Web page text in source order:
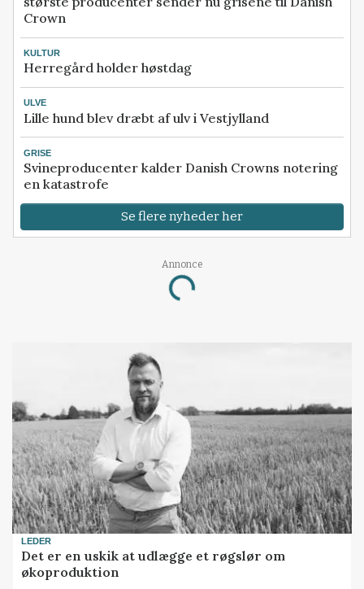
Crown
KULTUR
Herregård holder høstdag
ULVE
Lille hund blev dræbt af ulv i Vestjylland
GRISE
Svineproducenter kalder Danish Crowns notering
en katastrofe
Se flere nyheder her
Annonce
Loading...
LEDER
Det er en uskik at udlægge et røgslør om
økoproduktion